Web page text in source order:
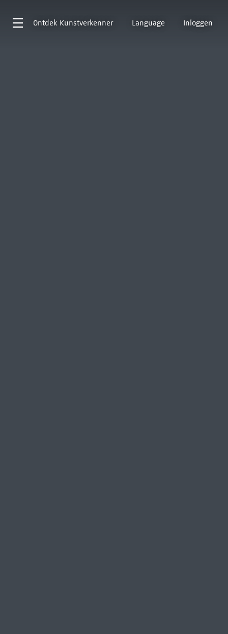
Ontdek Kunstverkenner Language Inloggen